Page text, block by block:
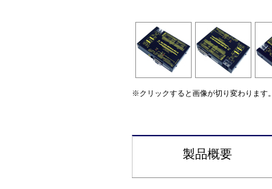
※クリックすると画像が切り変わります。
製品概要